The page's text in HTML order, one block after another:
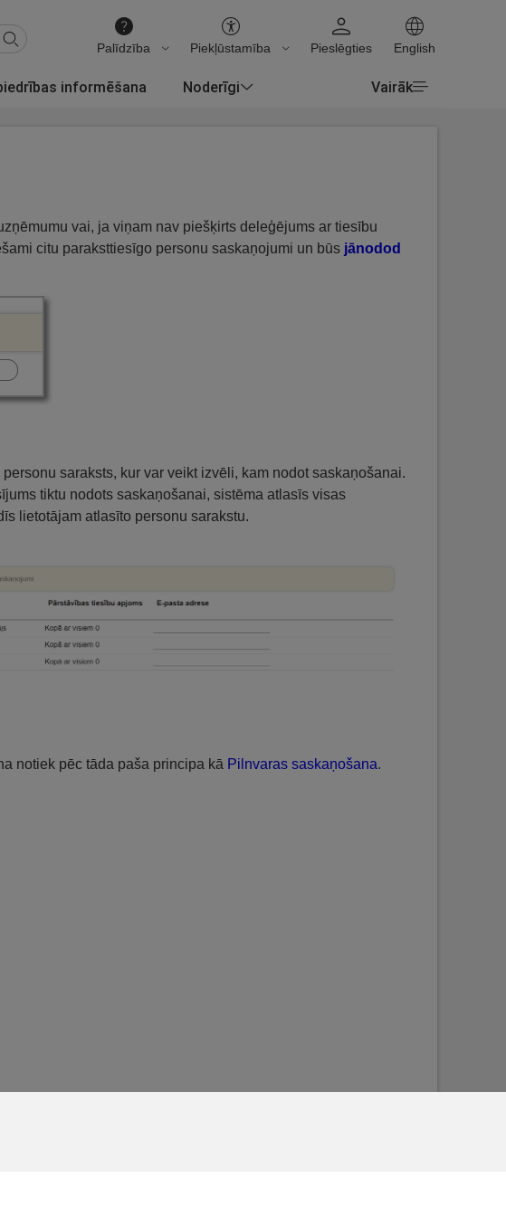
Palīdzība Piekļūstamība Pieslēgties English
informēšana Noderīgi Vairāk
vai, ja viņam nav piešķirts deleģējums ar tiesību
citu paraksttiesīgo personu saskaņojumi un būs jānodod
saraksts, kur var veikt izvēli, kam nodot saskaņošanai.
tiktu nodots saskaņošanai, sistēma atlasīs visas
lietotājam atlasīto personu sarakstu.
notiek pēc tāda paša principa kā Pilnvaras saskaņošana.